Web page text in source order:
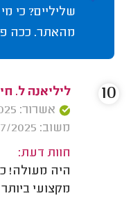
שליליים? כי
מהאתר. ככה
ליליאנה ל.
אשרור: 08/10/2025
משוב: 09/07/2025
חוות דעת:
היה מעולה!
מקצועי
10